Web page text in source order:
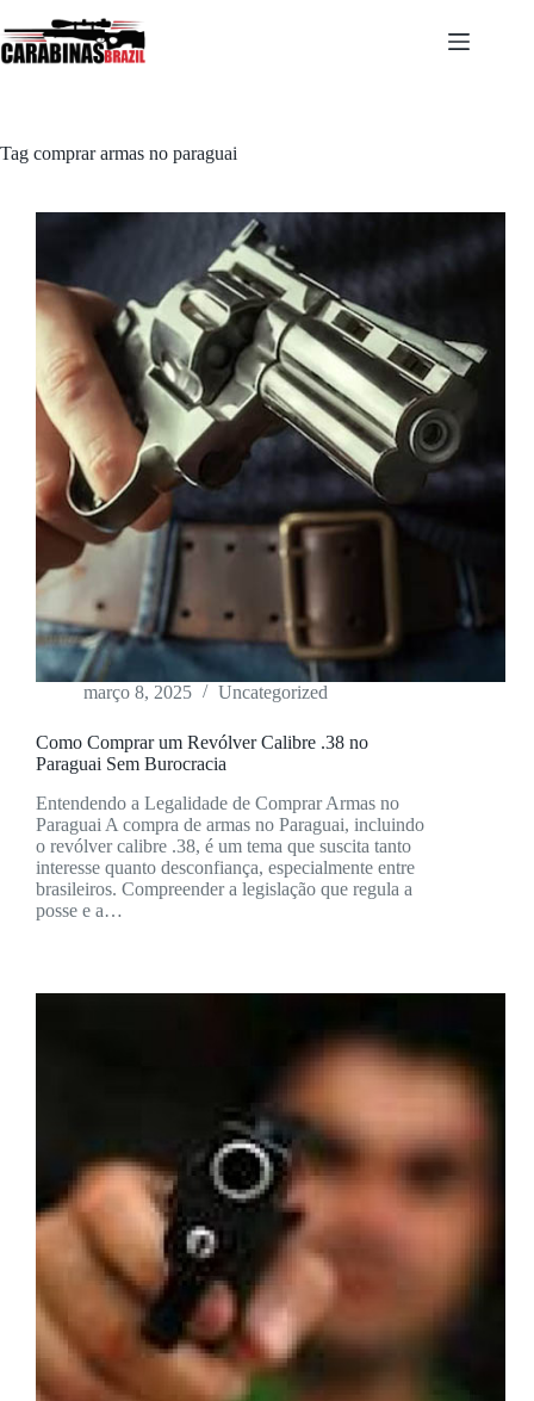
para
o
Tag comprar armas no paraguai
março 8, 2025 Uncategorized
Como Comprar um Revólver Calibre .38 no
Paraguai Sem Burocracia
Entendendo a Legalidade de Comprar Armas no
Paraguai A compra de armas no Paraguai, incluindo
o revólver calibre .38, é um tema que suscita tanto
interesse quanto desconfiança, especialmente entre
brasileiros. Compreender a legislação que regula a
posse e a…